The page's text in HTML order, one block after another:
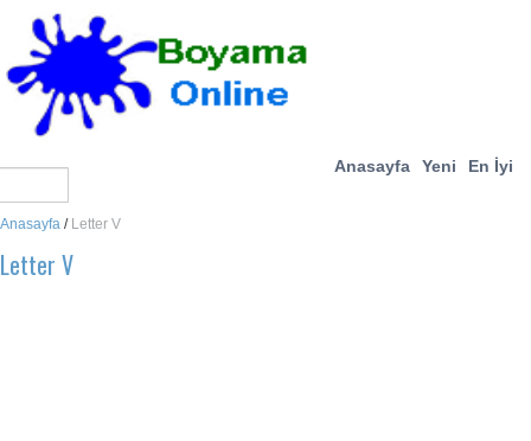
Anasayfa Yeni En İyi
Anasayfa / Letter V
Letter V